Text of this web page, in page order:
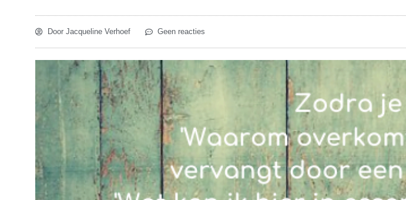
Door Jacqueline Verhoef Geen reacties